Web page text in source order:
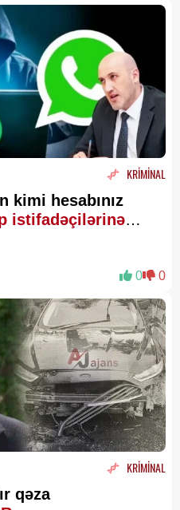
KRİMİNAL
kimi hesabınız
istifadəçilərinə
0 0
KRİMİNAL
qəza